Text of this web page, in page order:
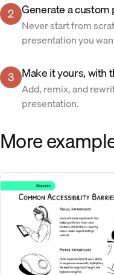
2 Generate a
Never start from
presentation you
3 Make it yours, with
Add, remix, and
presentation.
More